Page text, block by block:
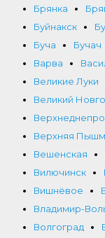
Брянка
Буйнакск
Буча
Бучач
Варва
Великие Луки
Великий
Верхняя
Вешенская
Вилючинск
Вишнёвое
Владимир-
Волгоград